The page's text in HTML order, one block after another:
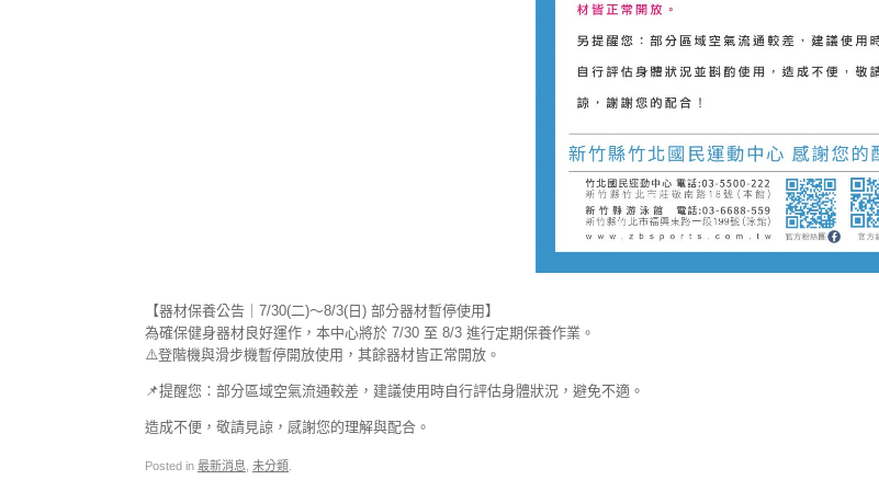
【器材保養公告｜7/30(二)～8/3(日) 部分器材暫停使用】
為確保健身器材良好運作，本中心將於 7/30 至 8/3 進行定期保養作業。
⚠️登階機與滑步機暫停開放使用，其餘器材皆正常開放。
📌提醒您：部分區域空氣流通較差，建議使用時自行評估身體狀況，避免不適。
造成不便，敬請見諒，感謝您的理解與配合。
Posted in 最新消息 未分類